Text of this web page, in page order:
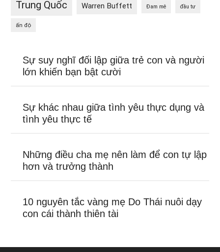
Trung Quốc Warren Buffett Đam mê đầu tư
ấn độ
Sự suy nghĩ đối lập giữa trẻ con và người
lớn khiến bạn bật cười
Sự khác nhau giữa tình yêu thực dụng và
tình yêu thực tế
Những điều cha mẹ nên làm để con tự lập
hơn và trưởng thành
10 nguyên tắc vàng mẹ Do Thái nuôi dạy
con cái thành thiên tài